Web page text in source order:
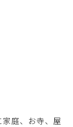
庭、お寺、屋